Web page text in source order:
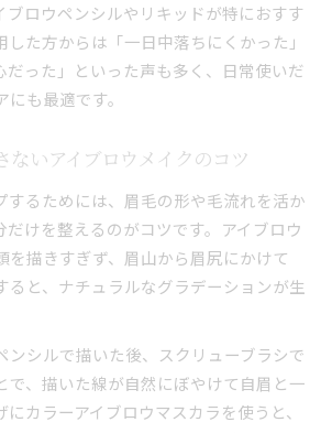
ブロウペンシルやリキッドが特におすす
た方からは「一日中落ちにくかった」
だった」といった声も多く、日常使いだ
も最適です。
ないアイブロウメイクのコツ
するためには、眉毛の形や毛流れを活か
だけを整えるのがコツです。アイブロウ
を描きすぎず、眉山から眉尻にかけて
ると、ナチュラルなグラデーションが生
ンシルで描いた後、スクリューブラシで
で、描いた線が自然にぼやけて自眉と一
カラーアイブロウマスカラを使うと、